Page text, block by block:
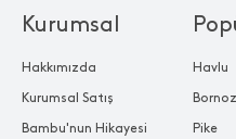
Havlu
Bornoz
Pike
Kurumsal
Hakkımızda
Kurumsal Satış
Bambu'nun Hikayesi